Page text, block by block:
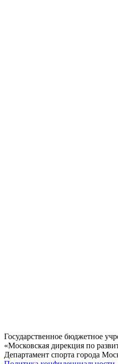
Государственное бюджетное
«Московская дирекция по
Департамент спорта города